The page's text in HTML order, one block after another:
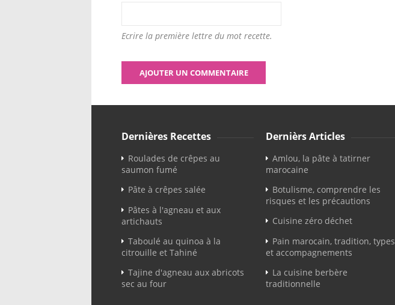
Ecrire la première lettre du mot recette.
Dernières Recettes
Roulades de crêpes au
saumon fumé
Pâte à crêpes salée
Pâtes à l'agneau et aux
artichauts
Taboulé au quinoa à la
citrouille et Tahiné
Tajine d'agneau aux abricots
sec au four
Dernièrs Articles
Amlou, la pâte à tatirner
marocaine
Botulisme, comprendre les
risques et les précautions
Cuisine zéro déchet
Pain marocain, tradition, types
et accompagnements
La cuisine berbère
traditionnelle